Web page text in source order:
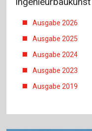
Ausgabe 2026
Ausgabe 2025
Ausgabe 2024
Ausgabe 2023
Ausgabe 2019